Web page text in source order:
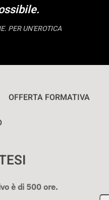
PER UN'EROTICA
OFFERTA FORMATIVA
è di 500 ore.